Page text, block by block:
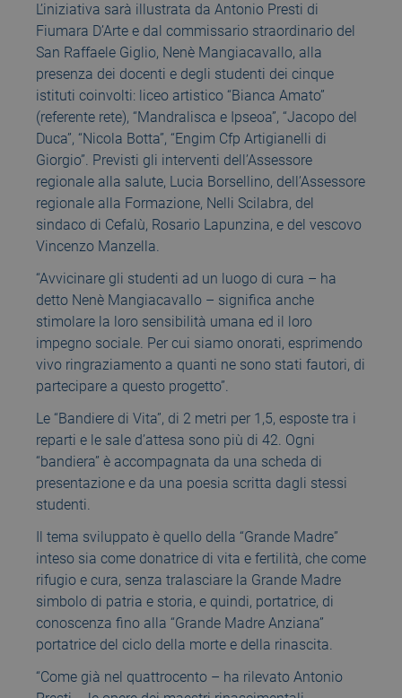
L’iniziativa sarà illustrata da Antonio Presti di
Fiumara D’Arte e dal commissario straordinario del
San Raffaele Giglio, Nenè Mangiacavallo, alla
presenza dei docenti e degli studenti dei cinque
istituti coinvolti: liceo artistico “Bianca Amato”
(referente rete), “Mandralisca e Ipseoa”, “Jacopo del
Duca”, “Nicola Botta”, “Engim Cfp Artigianelli di
Giorgio”. Previsti gli interventi dell’Assessore
regionale alla salute, Lucia Borsellino, dell’Assessore
regionale alla Formazione, Nelli Scilabra, del
sindaco di Cefalù, Rosario Lapunzina, e del vescovo
Vincenzo Manzella.
“Avvicinare gli studenti ad un luogo di cura – ha
detto Nenè Mangiacavallo – significa anche
stimolare la loro sensibilità umana ed il loro
impegno sociale. Per cui siamo onorati, esprimendo
vivo ringraziamento a quanti ne sono stati fautori, di
partecipare a questo progetto”.
Le “Bandiere di Vita”, di 2 metri per 1,5, esposte tra i
reparti e le sale d’attesa sono più di 42. Ogni
“bandiera” è accompagnata da una scheda di
presentazione e da una poesia scritta dagli stessi
studenti.
Il tema sviluppato è quello della “Grande Madre”
inteso sia come donatrice di vita e fertilità, che come
rifugio e cura, senza tralasciare la Grande Madre
simbolo di patria e storia, e quindi, portatrice, di
conoscenza fino alla “Grande Madre Anziana”
portatrice del ciclo della morte e della rinascita.
“Come già nel quattrocento – ha rilevato Antonio